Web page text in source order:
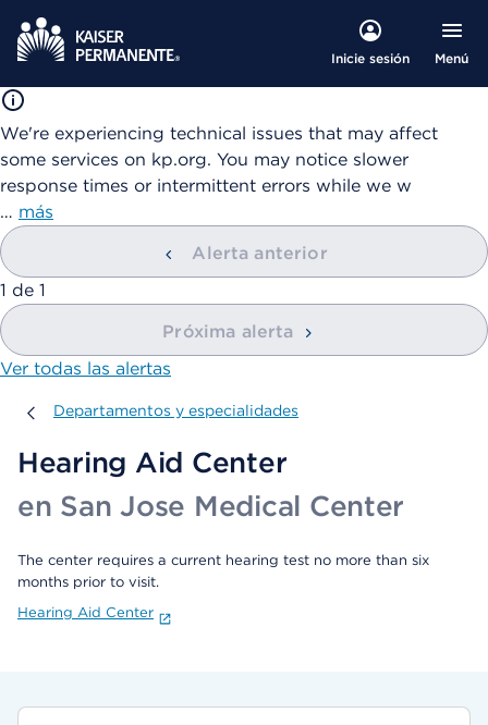
Inicie sesión Menú
We're experiencing technical issues that may affect
some services on kp.org. You may notice slower
response times or intermittent errors while we w
… más
Alerta anterior
mostrando
1 de 1
Próxima alerta
Ver todas las alertas
Departamentos y especialidades
Departamentos y especialidades
Hearing Aid Center
en San Jose Medical Center
The center requires a current hearing test no more than six
months prior to visit.
Hearing Aid Center